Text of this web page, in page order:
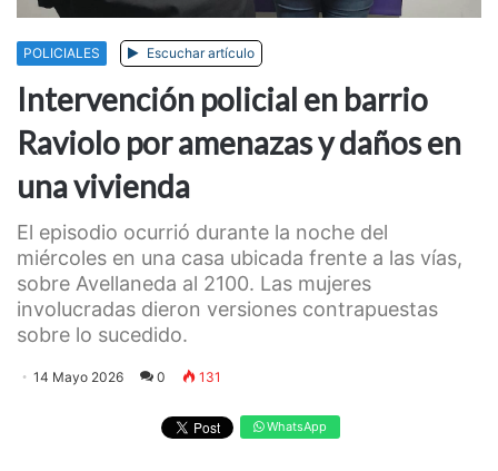
POLICIALES Escuchar artículo
Intervención policial en barrio
Raviolo por amenazas y daños en
una vivienda
El episodio ocurrió durante la noche del
miércoles en una casa ubicada frente a las vías,
sobre Avellaneda al 2100. Las mujeres
involucradas dieron versiones contrapuestas
sobre lo sucedido.
14 Mayo 2026 0 131
WhatsApp